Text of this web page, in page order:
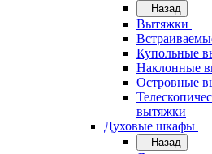
Назад
Вытяжки
Купольные
Наклонные
Островные
вытяжки
Духовые шкафы
Назад